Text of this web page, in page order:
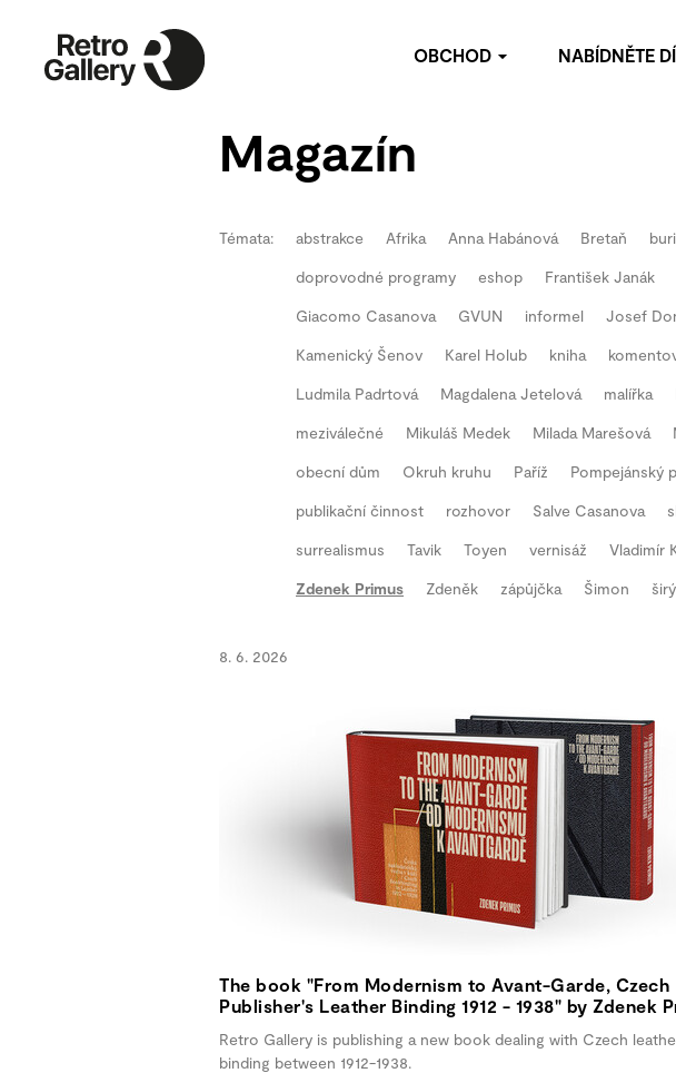
OBCHOD
Publikace
NABÍDNĚTE
Magazín
Témata: abstrakce Afrika Anna Habánová Bretaň
doprovodné programy eshop František Janák
Giacomo Casanova GVUN informel Josef
Kamenický Šenov Karel Holub kniha
Ludmila Padrtová Magdalena Jetelová malířka
meziválečné Mikuláš Medek Milada Marešová
obecní dům Okruh kruhu Paříž Pompejánský
publikační činnost rozhovor Salve Casanova
surrealismus Tavik Toyen vernisáž Vladimír
Zdenek Primus Zdeněk zápůjčka Šimon
8. 6. 2026
The book "From Modernism to Avant-Garde, Czech
Publisher's Leather Binding 1912 - 1938" by Zdenek
Retro Gallery is publishing a new book dealing with Czech
binding between 1912-1938.